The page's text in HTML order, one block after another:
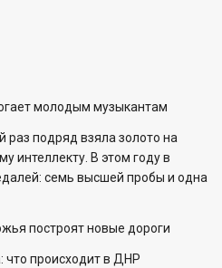
молодым музыкантам
раз подряд взяла золото на
интеллекту. В этом году в
семь высшей пробы и одна
построят новые дороги
что происходит в ДНР